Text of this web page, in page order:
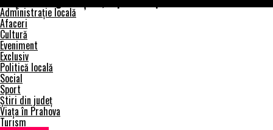
Administrație locală
Afaceri
Cultură
Eveniment
Exclusiv
Politică locală
Social
Sport
Știri din județ
Viața în Prahova
Turism